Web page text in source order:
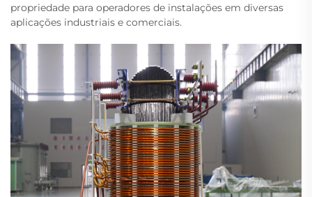
propriedade para operadores de instalações em diversas
aplicações industriais e comerciais.